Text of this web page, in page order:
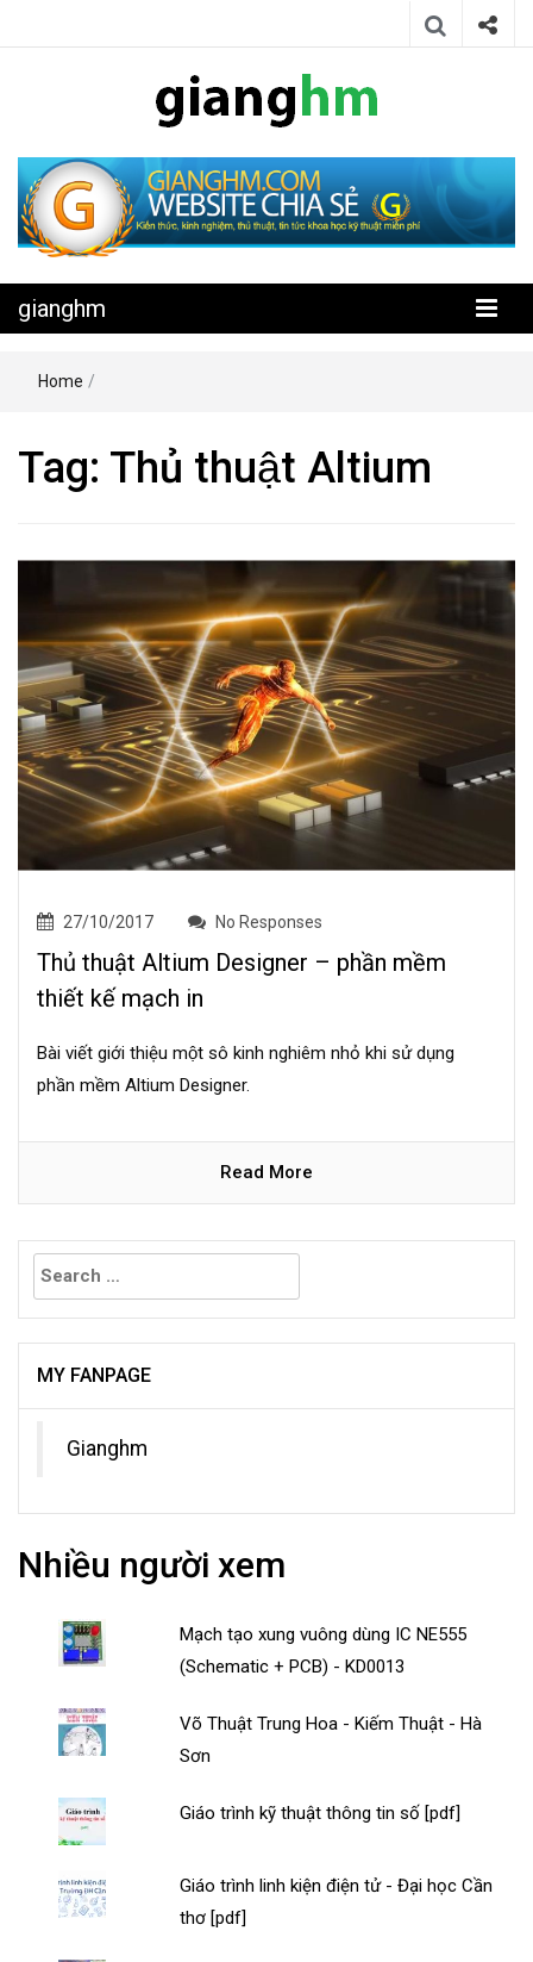
gianghm
kỹ thuật miễn phí
gianghm
Home /
Tag: Thủ thuật Altium
27/10/2017 No Responses
Thủ thuật Altium Designer – phần mềm
thiết kế mạch in
Bài viết giới thiệu một sô kinh nghiêm nhỏ khi sử dụng
phần mềm Altium Designer.
Read More
Search
for:
MY FANPAGE
Gianghm
Nhiều người xem
Mạch tạo xung vuông dùng IC NE555
(Schematic + PCB) - KD0013
Võ Thuật Trung Hoa - Kiếm Thuật - Hà
Sơn
Giáo trình kỹ thuật thông tin số [pdf]
Giáo trình linh kiện điện tử - Đại học Cần
thơ [pdf]